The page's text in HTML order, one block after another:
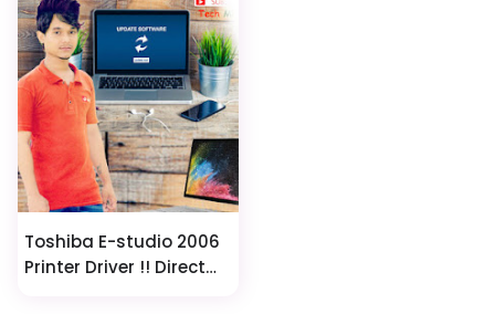
Toshiba E-studio 2006
Printer Driver !! Direct